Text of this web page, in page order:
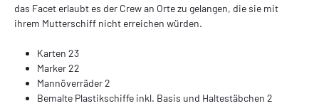
das Facet erlaubt es der Crew an Orte zu gelangen, die sie mit
ihrem Mutterschiff nicht erreichen würden.
Karten 23
Marker 22
Mannöverräder 2
Bemalte Plastikschiffe inkl. Basis und Haltestäbchen 2